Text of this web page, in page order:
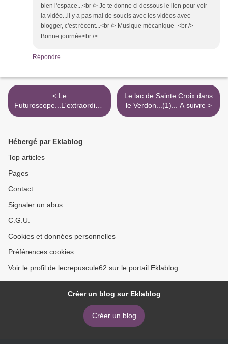
bien l'espace...<br /> Je te donne ci dessous le lien pour voir
la vidéo...il y a pas mal de soucis avec les vidéos avec
blogger, c'est récent...<br /> Musique mécanique- <br />
Bonne journée<br />
Répondre
< Le
Futuroscope...L'extraordinai
re Voyage !
Le lac de Sainte Croix dans
le Verdon...(1)... A suivre >
Hébergé par Eklablog
Top articles
Pages
Contact
Signaler un abus
C.G.U.
Cookies et données personnelles
Préférences cookies
Voir le profil de lecrepuscule62 sur le portail Eklablog
Créer un blog sur Eklablog
Créer un blog